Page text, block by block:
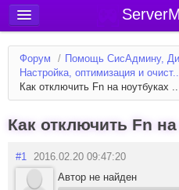
Добавить сервер
Мониторинг серверов
Блог
Форум
Форум / Помощь СисАдмину,
Настройка, оптимизация и очист..
Как отключить Fn на ноутбуках ..
Как отключить Fn
#1 2016.02.20 09:47:20
Автор не найден